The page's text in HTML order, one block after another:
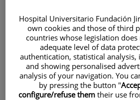
contenido
idiomaHospital Universitario Fundación
own cookies and those of third
countries whose legislation
adequate level of data
authentication, statistical
and showing personalised
analysis of your navigation. You
by pressing the button "
configure/refuse them their use